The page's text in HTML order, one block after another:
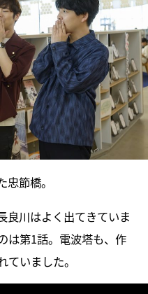
節橋。
良川はよく出てきていま
は第1話。電波塔も、作
いました。